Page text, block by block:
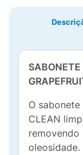
O sabonete
CLEAN
removendo